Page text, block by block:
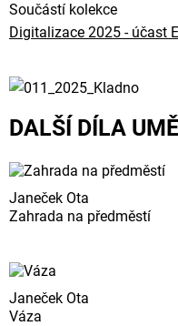
Součástí kolekce
Digitalizace 2025 - účast
DALŠÍ DÍLA
Janeček Ota
Zahrada na předměstí
Janeček Ota
Váza